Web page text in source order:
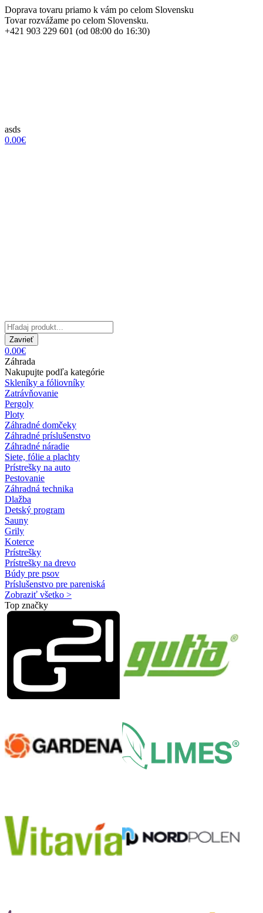
Doprava tovaru priamo k vám po celom Slovensku
Tovar rozvážame po celom Slovensku.
+421 903 229 601 (od 08:00 do 16:30)
asds
0.00€
Zavrieť
0.00€
Záhrada
Nakupujte podľa kategórie
Skleníky a fóliovníky
Zatrávňovanie
Pergoly
Ploty
Záhradné domčeky
Záhradné príslušenstvo
Záhradné náradie
Siete, fólie a plachty
Prístrešky na auto
Pestovanie
Záhradná technika
Dlažba
Detský program
Sauny
Grily
Koterce
Prístrešky
Prístrešky na drevo
Búdy pre psov
Príslušenstvo pre pareniská
Zobraziť všetko >
Top značky